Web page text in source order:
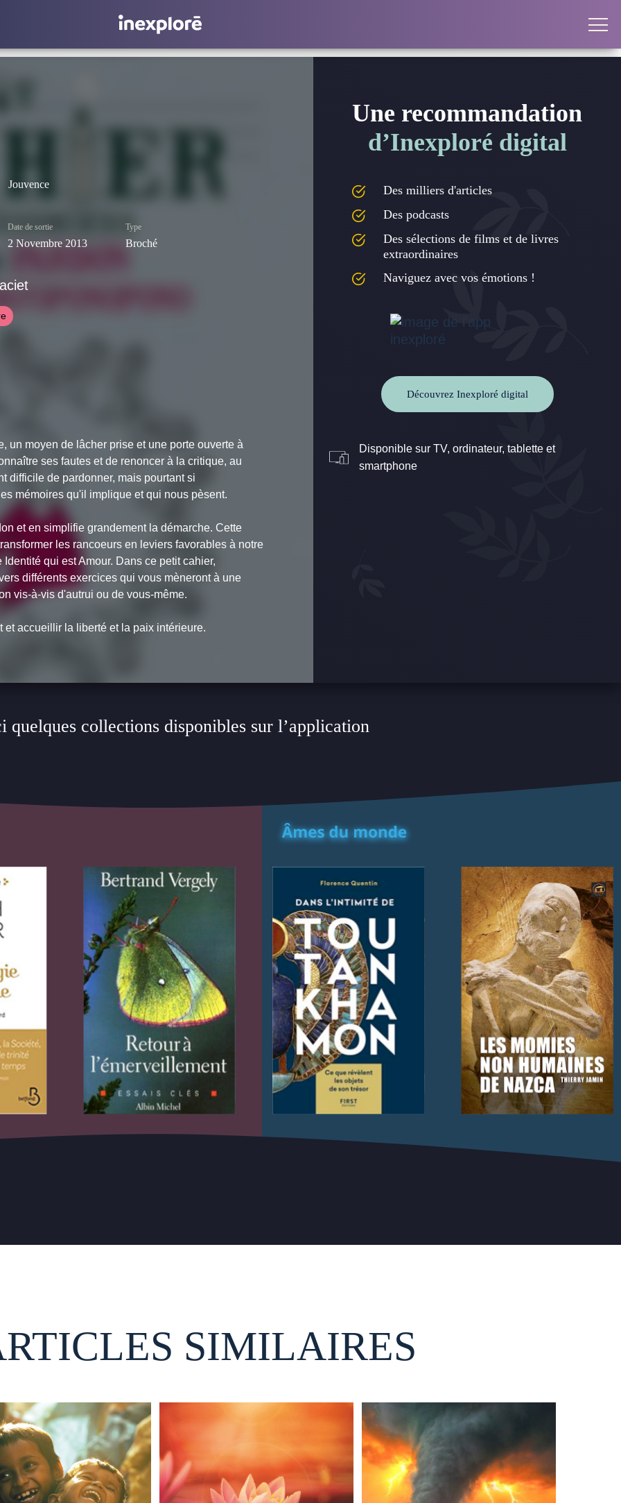
Jouvence
Date de sortie
2 Novembre 2013
Type
Broché
un moyen de lâcher prise et une porte ouverte à
ses fautes et de renoncer à la critique, au
difficile de pardonner, mais pourtant si
mémoires qu'il implique et qui nous pèsent.
et en simplifie grandement la démarche. Cette
les rancoeurs en leviers favorables à notre
qui est Amour. Dans ce petit cahier,
différents exercices qui vous mèneront à une
vis-à-vis d'autrui ou de vous-même.
accueillir la liberté et la paix intérieure.
Une recommandation
d’Inexploré digital
Des milliers d'articles
Des podcasts
Des sélections de films et de livres
extraordinaires
Naviguez avec vos émotions !
Découvrez Inexploré digital
Disponible sur TV, ordinateur, tablette et
smartphone
quelques collections disponibles sur l’application
SIMILAIRES